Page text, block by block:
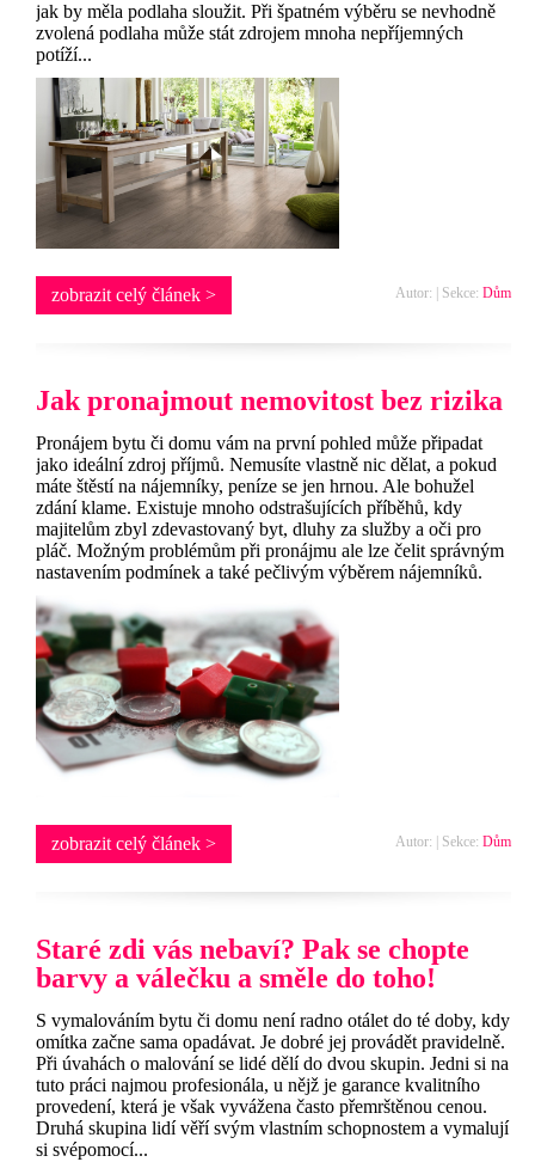
jak by měla podlaha sloužit. Při špatném výběru se nevhodně
zvolená podlaha může stát zdrojem mnoha nepříjemných
potíží...
zobrazit celý článek > Autor: | Sekce: Dům
Jak pronajmout nemovitost bez rizika
Pronájem bytu či domu vám na první pohled může připadat
jako ideální zdroj příjmů. Nemusíte vlastně nic dělat, a pokud
máte štěstí na nájemníky, peníze se jen hrnou. Ale bohužel
zdání klame. Existuje mnoho odstrašujících příběhů, kdy
majitelům zbyl zdevastovaný byt, dluhy za služby a oči pro
pláč. Možným problémům při pronájmu ale lze čelit správným
nastavením podmínek a také pečlivým výběrem nájemníků.
zobrazit celý článek > Autor: | Sekce: Dům
Staré zdi vás nebaví? Pak se chopte
barvy a válečku a směle do toho!
S vymalováním bytu či domu není radno otálet do té doby, kdy
omítka začne sama opadávat. Je dobré jej provádět pravidelně.
Při úvahách o malování se lidé dělí do dvou skupin. Jedni si na
tuto práci najmou profesionála, u nějž je garance kvalitního
provedení, která je však vyvážena často přemrštěnou cenou.
Druhá skupina lidí věří svým vlastním schopnostem a vymalují
si svépomocí...